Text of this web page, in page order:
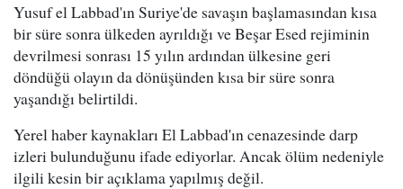
Yusuf el Labbad'ın Suriye'de savaşın başlamasından kısa
bir süre sonra ülkeden ayrıldığı ve Beşar Esed rejiminin
devrilmesi sonrası 15 yılın ardından ülkesine geri
döndüğü olayın da dönüşünden kısa bir süre sonra
yaşandığı belirtildi.
Yerel haber kaynakları El Labbad'ın cenazesinde darp
izleri bulunduğunu ifade ediyorlar. Ancak ölüm nedeniyle
ilgili kesin bir açıklama yapılmış değil.